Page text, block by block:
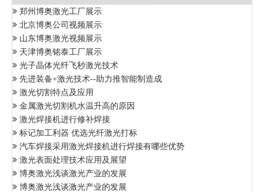
郑州博奥激光工厂展示
北京博奥公司视频展示
山东博奥激光视频展示
天津博奥铭泰工厂展示
光子晶体光纤飞秒激光技术
先进装备+激光技术--助力推智能制造成
激光切割特点及应用
金属激光切割机水温升高的原因
激光焊接机进行修补焊接
标记加工利器 优选光纤激光打标
汽车焊接采用激光焊接机进行焊接有哪些优势
激光表面处理技术应用及展望
博奥激光浅谈激光产业的发展
博奥激光浅谈激光产业的发展